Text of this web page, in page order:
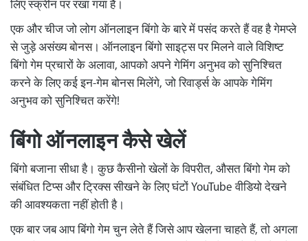
लिए स्क्रीन पर रखा गया है।
एक और चीज जो लोग ऑनलाइन बिंगो के बारे में पसंद करते हैं वह है गेमप्ले
से जुड़े असंख्यबोनस। ऑनलाइन बिंगो साइट्स पर मिलने वाले विशिष्ट
बिंगो गेम प्रचारों के अलावा, आपको अपने गेमिंग अनुभव को सुनिश्चित
करने के लिए कई इन-गेम बोनस मिलेंगे, जो रिवार्ड्स के आपके गेमिंग
अनुभव को सुनिश्चित करेंगे!
बिंगो ऑनलाइन कैसे खेलें
बिंगो बजाना सीधा है। कुछ कैसीनो खेलों के विपरीत, औसत बिंगो गेम को
संबंधित टिप्स और ट्रिक्स सीखने के लिए घंटों YouTube वीडियो देखने
की आवश्यकता नहीं होती है।
एक बार जब आप बिंगो गेम चुन लेते हैं जिसे आप खेलना चाहते हैं, तो अगला